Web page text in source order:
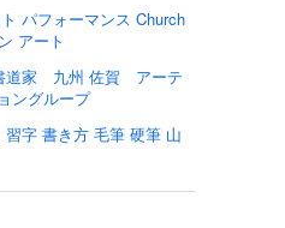
パフォーマンス Church
アート
道家 九州 佐賀 アーテ
ングループ
字 書き方 毛筆 硬筆 山